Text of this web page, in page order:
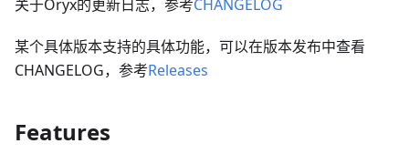
关于Oryx的更新日志，参考CHANGELOG
某个具体版本支持的具体功能，可以在版本发布中查看
CHANGELOG，参考Releases
Features